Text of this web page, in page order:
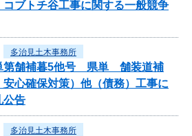
コブトチ谷工事に関する一般競争
多治見土木事務所
第舗補暮5他号 県単 舗装道補
心確保対策）他（債務）工事に
公告
多治見土木事務所